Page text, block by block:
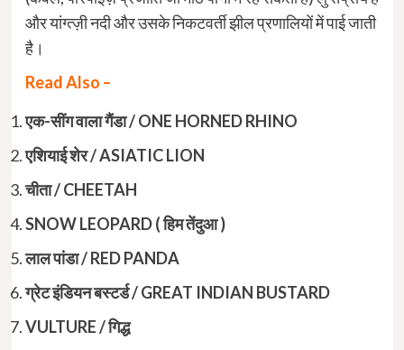
और यांग्त्ज़ी नदी और उसके निकटवर्ती झील प्रणालियों में पाई जाती
है।
Read Also –
एक-सींग वाला गैंडा / ONE HORNED RHINO
एशियाई शेर / ASIATIC LION
चीता / CHEETAH
SNOW LEOPARD ( हिम तेंदुआ )
लाल पांडा / RED PANDA
ग्रेट इंडियन बस्टर्ड / GREAT INDIAN BUSTARD
VULTURE / गिद्ध